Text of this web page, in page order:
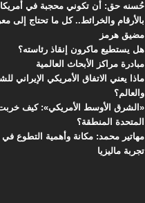
حُسنه حق: أن تكوني محجبة في أمريكا
بالأرقام والخرائط.. كل ما تحتاج إلى
مضيق هرمز
هل يستطيع ماكرون إنقاذ رئاسته؟
مبادرة مراكز الأبحاث العالمية
ماذا يعني الاتفاق الأمريكي الإيراني
والعالم؟
«الشرق الأوسط الأمريكي»: كيف خربت
المتحدة المنطقة؟
مهاتير محمد: مكانة وأهمية التطوع في
تجربة ماليزيا